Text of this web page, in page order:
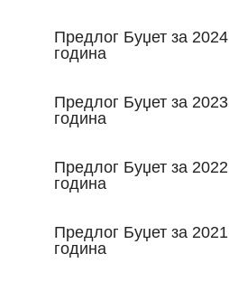
Предлог Буџет за 2024
година
Предлог Буџет за 2023
година
Предлог Буџет за 2022
година
Предлог Буџет за 2021
година